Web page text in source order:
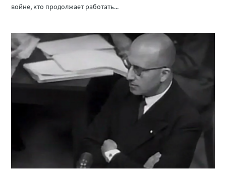
войне, кто продолжает работать...